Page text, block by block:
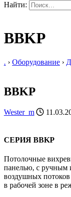
Найти:
BBKP
. › Оборудование ›
BBKP
Wester_m
СЕРИЯ BBKP
Потолочные
панелью, с ручным
воздушных потоков
в рабочей зоне в